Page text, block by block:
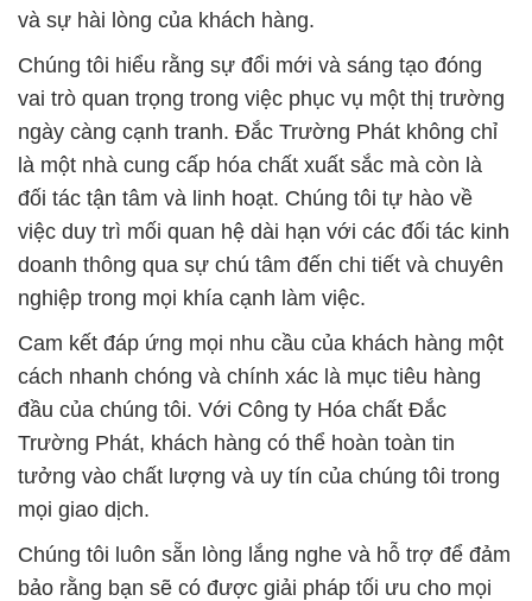
và sự hài lòng của khách hàng.
Chúng tôi hiểu rằng sự đổi mới và sáng tạo đóng
vai trò quan trọng trong việc phục vụ một thị trường
ngày càng cạnh tranh. Đắc Trường Phát không chỉ
là một nhà cung cấp hóa chất xuất sắc mà còn là
đối tác tận tâm và linh hoạt. Chúng tôi tự hào về
việc duy trì mối quan hệ dài hạn với các đối tác kinh
doanh thông qua sự chú tâm đến chi tiết và chuyên
nghiệp trong mọi khía cạnh làm việc.
Cam kết đáp ứng mọi nhu cầu của khách hàng một
cách nhanh chóng và chính xác là mục tiêu hàng
đầu của chúng tôi. Với Công ty Hóa chất Đắc
Trường Phát, khách hàng có thể hoàn toàn tin
tưởng vào chất lượng và uy tín của chúng tôi trong
mọi giao dịch.
Chúng tôi luôn sẵn lòng lắng nghe và hỗ trợ để đảm
bảo rằng bạn sẽ có được giải pháp tối ưu cho mọi